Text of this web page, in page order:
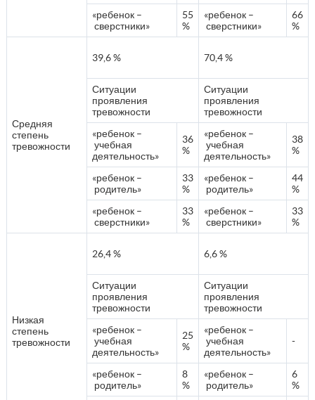
«ребенок –
сверстники»
55
%
«ребенок –
сверстники»
66
%
Средняя
степень
тревожности
39,6 % 70,4 %
Ситуации
проявления
тревожности
Ситуации
проявления
тревожности
«ребенок –
учебная
деятельность»
36
%
«ребенок –
учебная
деятельность»
38
%
«ребенок –
родитель»
33
%
«ребенок –
родитель»
44
%
«ребенок –
сверстники»
33
%
«ребенок –
сверстники»
33
%
Низкая
степень
тревожности
26,4 % 6,6 %
Ситуации
проявления
тревожности
Ситуации
проявления
тревожности
«ребенок –
учебная
деятельность»
25
%
«ребенок –
учебная
деятельность»
-
«ребенок –
родитель»
8
%
«ребенок –
родитель»
6
%